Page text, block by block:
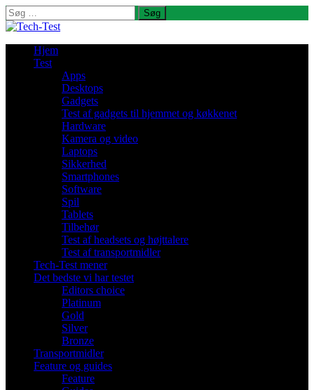
Søg
efter:
Hjem
Test
Apps
Desktops
Gadgets
Test af gadgets til hjemmet og køkkenet
Hardware
Kamera og video
Laptops
Sikkerhed
Smartphones
Software
Spil
Tablets
Tilbehør
Test af headsets og højttalere
Test af transportmidler
Tech-Test mener
Det bedste vi har testet
Editors choice
Platinum
Gold
Silver
Bronze
Transportmidler
Feature og guides
Feature